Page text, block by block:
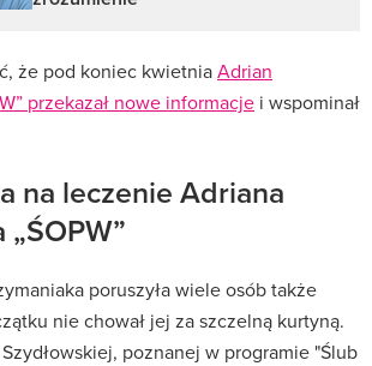
że pod koniec kwietniaAdrian
przekazał nowe informacje i wspominał
na leczenie Adriana
poruszyła wiele osób także
nie chował jej za szczelną kurtyną.
poznanej w programie "Ślub